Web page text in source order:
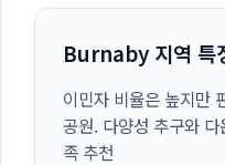
Burnaby 지역 특
이민자 비율은 높지만
공원. 다양성 추구와
족 추천